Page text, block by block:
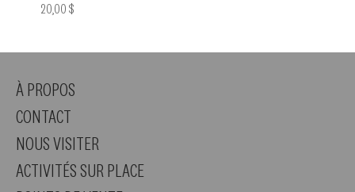
Prix
20,00 $
À PROPOS
CONTACT
NOUS VISITER
ACTIVITÉS SUR PLACE